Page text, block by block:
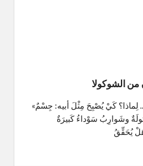
«ماهِر» يُريدُ أنْ يَكْبرَ بِسُرْعَةٍ... لِماذا؟ كَيْ يُصْبِحَ مِثْلَ أبيه: جِسْمٌ